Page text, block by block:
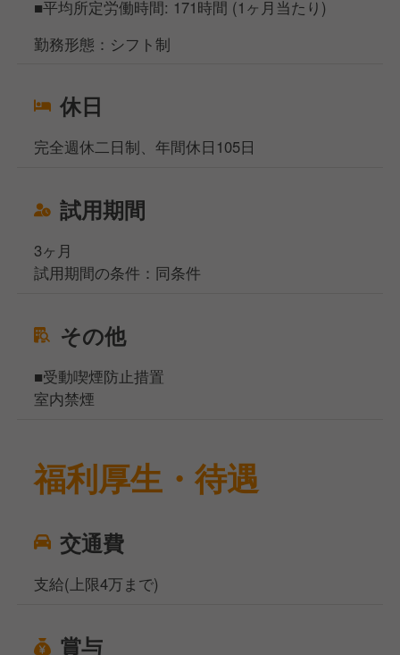
■平均所定労働時間: 171時間 (1ヶ月当たり)
勤務形態：シフト制
休日
完全週休二日制、年間休日105日
試用期間
3ヶ月
試用期間の条件：同条件
その他
■受動喫煙防止措置
室内禁煙
福利厚生・待遇
交通費
支給(上限4万まで)
賞与